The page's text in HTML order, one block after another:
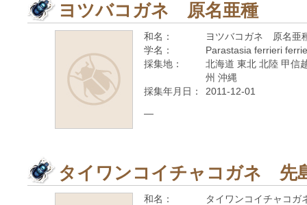
ヨツバコガネ 原名亜種
和名：
ヨツバコガネ 原名亜
学名：
Parastasia ferrieri
採集地：
北海道 東北 北陸 甲信
州 沖縄
採集年月日：
2011-12-01
—
タイワンコイチャコガネ 先
和名：
タイワンコイチャコ